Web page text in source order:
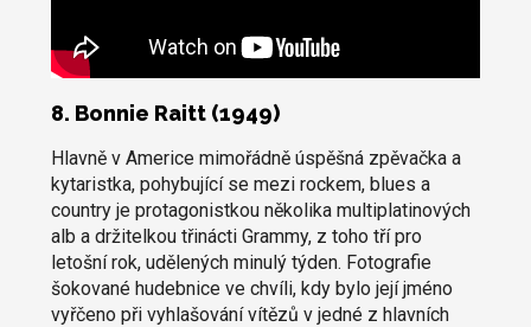
8. Bonnie Raitt (1949)
Hlavně v Americe mimořádně úspěšná zpěvačka a
kytaristka, pohybující se mezi rockem, blues a
country je protagonistkou několika multiplatinových
alb a držitelkou třinácti Grammy, z toho tří pro
letošní rok, udělených minulý týden. Fotografie
šokované hudebnice ve chvíli, kdy bylo její jméno
vyřčeno při vyhlašování vítězů v jedné z hlavních